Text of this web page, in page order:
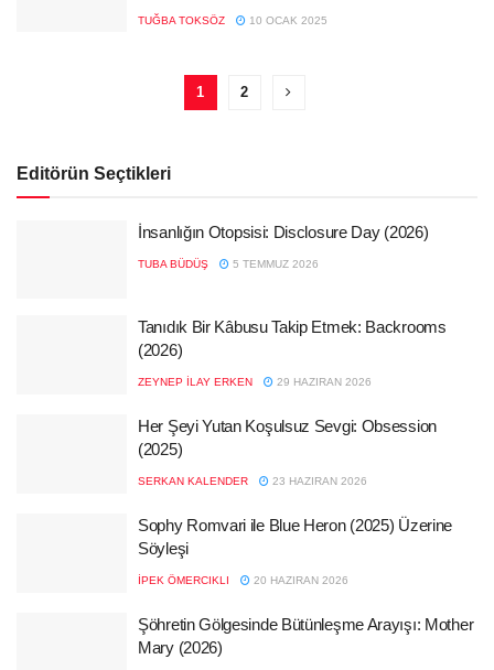
TUĞBA TOKSÖZ 10 OCAK 2025
1 2
Editörün Seçtikleri
İnsanlığın Otopsisi: Disclosure Day (2026)
TUBA BÜDÜŞ 5 TEMMUZ 2026
Tanıdık Bir Kâbusu Takip Etmek: Backrooms
(2026)
ZEYNEP İLAY ERKEN 29 HAZIRAN 2026
Her Şeyi Yutan Koşulsuz Sevgi: Obsession
(2025)
SERKAN KALENDER 23 HAZIRAN 2026
Sophy Romvari ile Blue Heron (2025) Üzerine
Söyleşi
İPEK ÖMERCIKLI 20 HAZIRAN 2026
Şöhretin Gölgesinde Bütünleşme Arayışı: Mother
Mary (2026)